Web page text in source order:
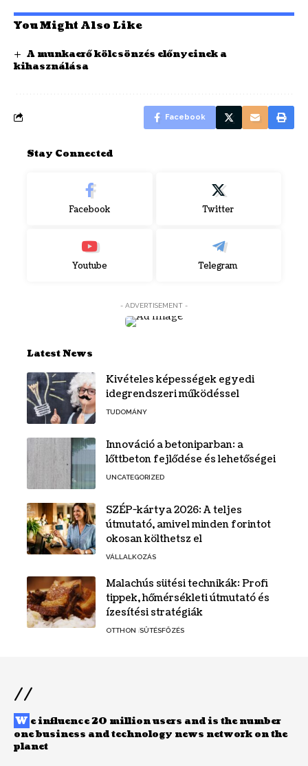
You Might Also Like
A munkaerő kölcsönzés előnyeinek a
kihasználása
Facebook
Stay Connected
Facebook Twitter
Youtube Telegram
- ADVERTISEMENT -
Latest News
Kivételes képességek egyedi
idegrendszeri működéssel
TUDOMÁNY
Innováció a betoniparban: a
lőttbeton fejlődése és lehetőségei
UNCATEGORIZED
SZÉP-kártya 2026: A teljes
útmutató, amivel minden forintot
okosan költhetsz el
VÁLLALKOZÁS
Malachús sütési technikák: Profi
tippek, hőmérsékleti útmutató és
ízesítési stratégiák
OTTHON SÜTÉSFŐZÉS
//
W e influence 20 million users and is the number
one business and technology news network on the
planet